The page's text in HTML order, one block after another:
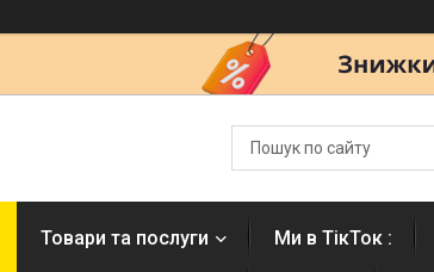
Товари та послуги Ми в ТікТок :